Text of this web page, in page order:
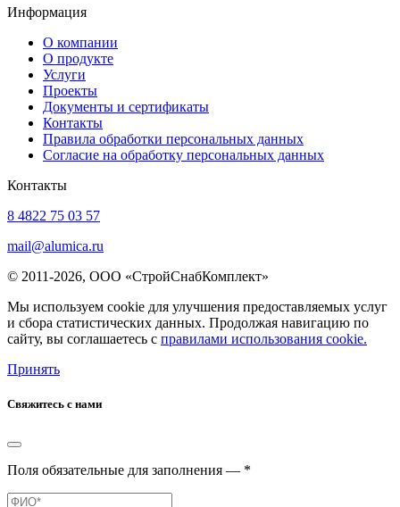
Информация
О компании
О продукте
Услуги
Проекты
Документы и сертификаты
Контакты
Правила обработки персональных данных
Согласие на обработку персональных данных
Контакты
8 4822 75 03 57
mail@alumica.ru
© 2011-2026, ООО «СтройСнабКомплект»
Мы используем cookie для улучшения предоставляемых услуг
и сбора статистических данных. Продолжая навигацию по
сайту, вы соглашаетесь с правилами использования cookie.
Принять
Свяжитесь с нами
Поля обязательные для заполнения — *